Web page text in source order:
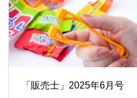
「販売士」2025年6月号